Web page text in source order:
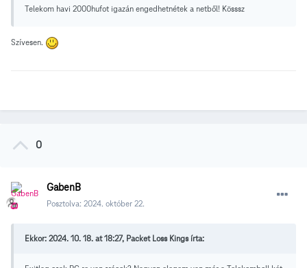
Telekom havi 2000hufot igazán engedhetnétek a netből! Kösssz
Szívesen.
0
GabenB
Posztolva: 2024. október 22.
Ekkor: 2024. 10. 18. at 18:27, Packet Loss Kings írta: